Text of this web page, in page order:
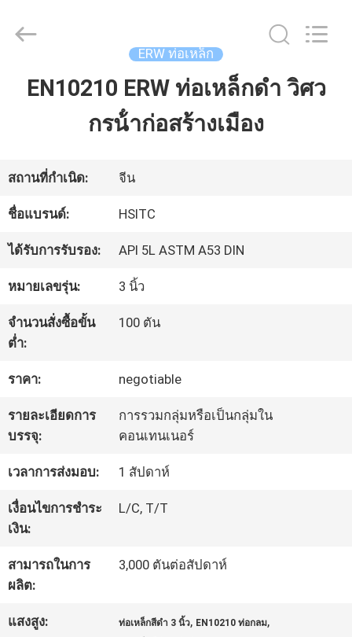
บ้าน
เกี่ยว
กับ
เรา
ทัวร์
โรงงาน
การ
ควบคุม
คุณภาพ
ติดต่อ
เรา
Synda
International
ERW ท่อเหล็ก
EN10210 ERW ท่อเหล็กดํา วิศว
กรน้ําก่อสร้างเมือง
สถานที่กำเนิด: จีน
ชื่อแบรนด์: HSITC
ได้รับการรับรอง: API 5L ASTM A53 DIN
หมายเลขรุ่น: 3 นิ้ว
จำนวนสั่งซื้อขั้น
ต่ำ:
100 ตัน
ราคา: negotiable
รายละเอียดการ
บรรจุ:
การรวมกลุ่มหรือเป็นกลุ่มใน
คอนเทนเนอร์
เวลาการส่งมอบ: 1 สัปดาห์
เงื่อนไขการชำระ
เงิน:
L/C, T/T
สามารถในการ
ผลิต:
3,000 ตันต่อสัปดาห์
แสงสูง: ท่อเหล็กสีดํา 3 นิ้ว, EN10210 ท่อกลม,